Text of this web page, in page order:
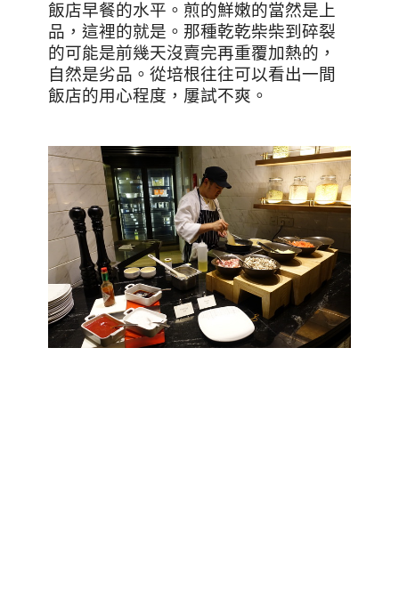
飯店早餐的水平。煎的鮮嫩的當然是上
品，這裡的就是。那種乾乾柴柴到碎裂
的可能是前幾天沒賣完再重覆加熱的，
自然是劣品。從培根往往可以看出一間
飯店的用心程度，屢試不爽。